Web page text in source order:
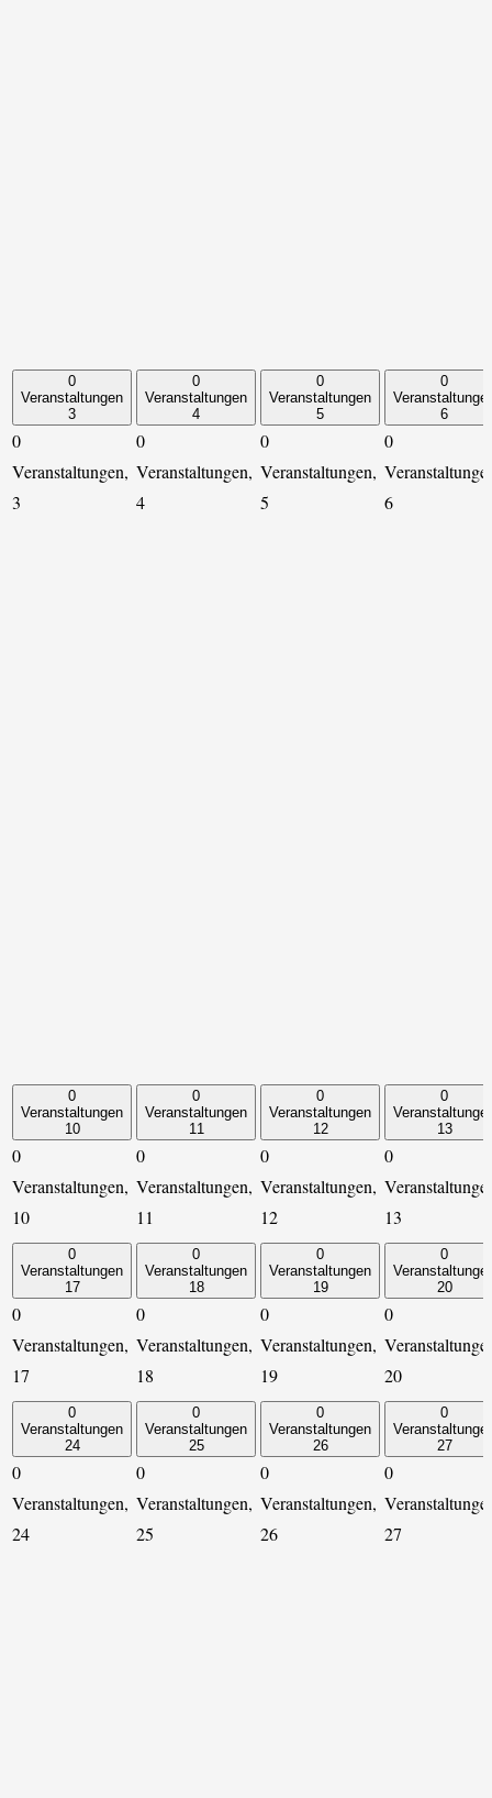
0
Veranstaltungen
3
0
Veranstaltungen,
3
0
Veranstaltungen
4
0
Veranstaltungen,
4
0
Veranstaltungen
5
0
Veranstaltungen,
5
0
6
0
6
0
Veranstaltungen
10
0
Veranstaltungen,
10
0
Veranstaltungen
11
0
Veranstaltungen,
11
0
Veranstaltungen
12
0
Veranstaltungen,
12
0
13
0
13
0
Veranstaltungen
17
0
Veranstaltungen,
17
0
Veranstaltungen
18
0
Veranstaltungen,
18
0
Veranstaltungen
19
0
Veranstaltungen,
19
0
20
0
20
0
Veranstaltungen
24
0
Veranstaltungen,
24
0
Veranstaltungen
25
0
Veranstaltungen,
25
0
Veranstaltungen
26
0
Veranstaltungen,
26
0
27
0
27